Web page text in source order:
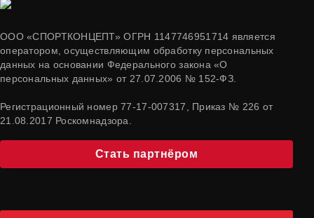
ООО «СПОРТКОНЦЕПТ» ОГРН 1147746951714 является
оператором, осуществляющим обработку персональных
данных на основании Федерального закона «О
персональных данных» от 27.07.2006 № 152-ФЗ.
Регистрационный номер 77-17-007317, Приказ № 226 от
21.08.2017 Роскомнадзора.
Стать партнёром